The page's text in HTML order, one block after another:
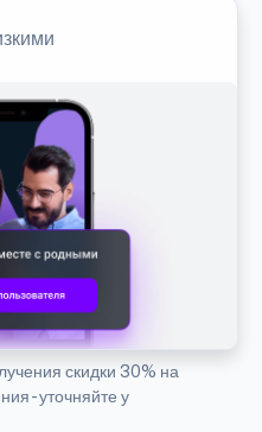
скидки 30% на
- уточняйте у